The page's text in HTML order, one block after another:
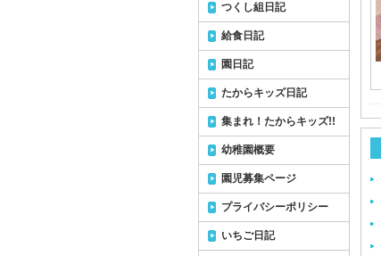
つくし組日記
給食日記
園日記
たからキッズ日記
集まれ！たからキッズ!!
幼稚園概要
園児募集ページ
プライバシーポリシー
いちご日記